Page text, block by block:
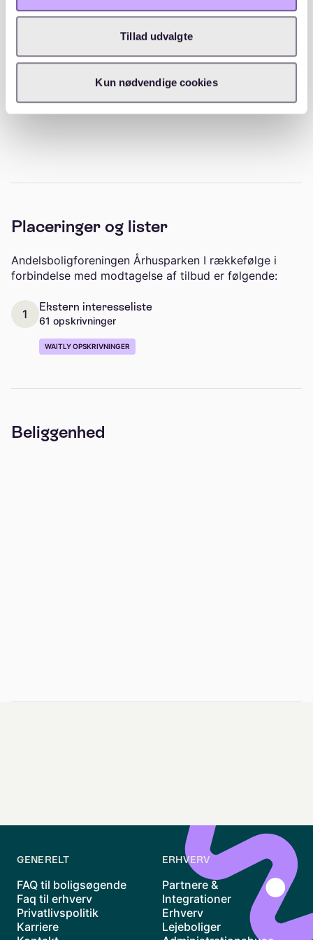
Tillad udvalgte
Kun nødvendige cookies
Udvalget har bl.a. til opgave, at føre tilsyn med
fællesarealerne og arrangere 3-4 lugedage/aftener
andelshavere har mødepligt.
Hvert luge arrangement afsluttes med lidt hyggeligt
Placeringer og lister
Andelsboligforeningen Århusparken I rækkefølge i
forbindelse med modtagelse af tilbud er følgende:
1
Ekstern interesseliste
61 opskrivninger
WAITLY OPSKRIVNINGER
Beliggenhed
GENERELT
FAQ til boligsøgende
Faq til erhverv
Privatlivspolitik
Karriere
ERHVERV
Partnere &
Integrationer
Erhverv
Lejeboliger